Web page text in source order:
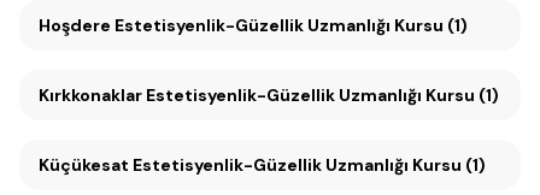
Hoşdere Estetisyenlik-Güzellik Uzmanlığı Kursu (1)
Kırkkonaklar Estetisyenlik-Güzellik Uzmanlığı Kursu (1)
Küçükesat Estetisyenlik-Güzellik Uzmanlığı Kursu (1)